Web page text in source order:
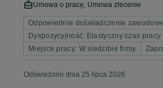
Umowa o pracę, Umowa zlecenie
Odpowiednie doświadczenie zawodowe
Dyspozycyjność: Elastyczny czas pracy
Miejsce pracy: W siedzibie firmy
Odświeżono dnia 25 lipca 2026